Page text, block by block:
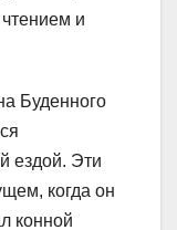
и
Буденного
ездой. Эти
когда он
конной